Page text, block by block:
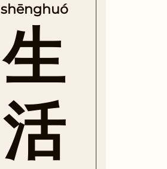
shēnghuó
生
活